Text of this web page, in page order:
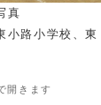
小路小学校、東
開きます